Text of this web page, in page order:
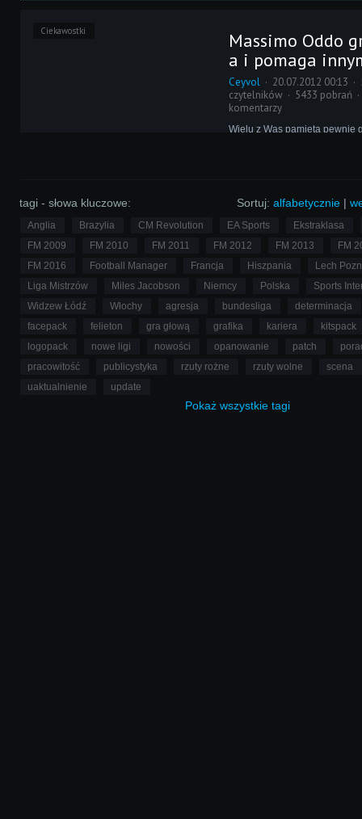
Ciekawostki
Massimo Oddo
a i pomaga
Ceyvol 20.07.2012 00:13
czytelników
5433 pobrań
komentarzy
Wielu z Was pamięta pewnie
Sortuj: alfabetycznie |
tagi - słowa kluczowe:
Anglia Brazylia CM Revolution EA Sports
Ekstraklasa
FM 2009
FM 2010 FM 2011 FM 2012 FM 2013
FM
FM 2016
Football Manager Francja Hiszpania
Lech
Liga Mistrzów
Miles Jacobson Niemcy Polska
Sports
Widzew Łódź
Włochy agresja bundesliga
determinacja
facepack
felieton gra głową grafika kariera
kitspack
logopack
nowe ligi nowości opanowanie patch
pracowitość
publicystyka rzuty rożne rzuty wolne
scena
uaktualnienie
update
Pokaż wszystkie tagi